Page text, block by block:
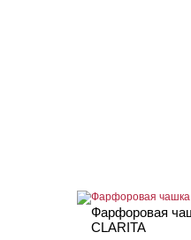
Фарфоровая
CLARITA